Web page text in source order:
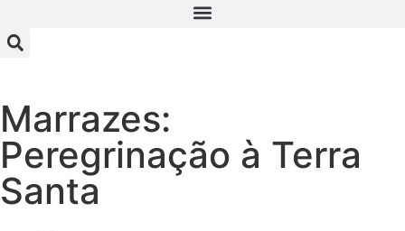
Marrazes:
Peregrinação à Terra
Santa